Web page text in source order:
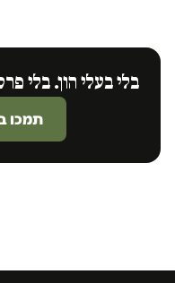
בלי בעלי הון. בלי
תמכו